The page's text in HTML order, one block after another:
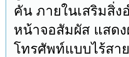
คัน ภายในเสริมสิ่
หน้าจอสัมผัส แสด
โทรศัพท์แบบไร้สา